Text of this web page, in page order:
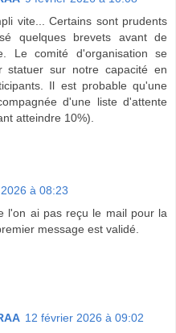
vite... Certains sont prudents
quelques brevets avant de
Le comité d'organisation se
statuer sur notre capacité en
Il est probable qu'une
d'une liste d'attente
atteindre 10%).
à 08:23
l'on ai pas reçu le mail pour la
message est validé.
12 février 2026 à 09:02